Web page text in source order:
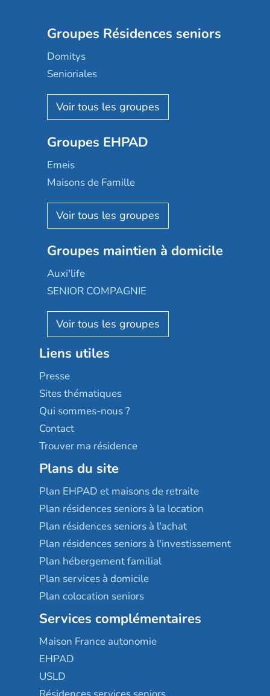
Groupes Résidences seniors
Domitys
Senioriales
Nohée
Les Résidentiels
Mobicap
Domusvi
Happy Senior
Aquarelia
Nexity edenea
Les jardins d'Arcadie
Occitalia
Appartseniors
Reseda
Stella management
Les villages d'or
Sérénys
Résidences services Villa Médicis
Groupes EHPAD
Emeis
Maisons de Famille
Korian
Emera
Groupe SOS
Le Noble Âge
Almage
Résidalya
Groupe aplus
Groupes maintien à domicile
Auxi'life
SENIOR COMPAGNIE
AGE D'OR Services
Liens utiles
Presse
Sites thématiques
Qui sommes-nous ?
Contact
Trouver ma résidence
Plans du site
Plan EHPAD et maisons de retraite
Plan résidences seniors à la location
Plan résidences seniors à l'achat
Plan résidences seniors à l'investissement
Plan hébergement familial
Plan services à domicile
Plan colocation seniors
Services complémentaires
Maison France autonomie
EHPAD
USLD